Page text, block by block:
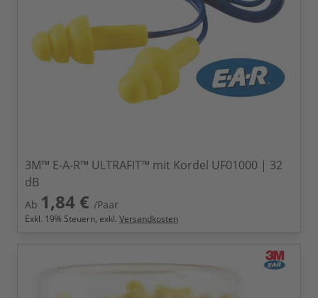
3M™ E-A-R™ ULTRAFIT™ mit Kordel UF01000 | 32
dB
Ab 1,84 € /Paar
Exkl. 19% Steuern, exkl. Versandkosten